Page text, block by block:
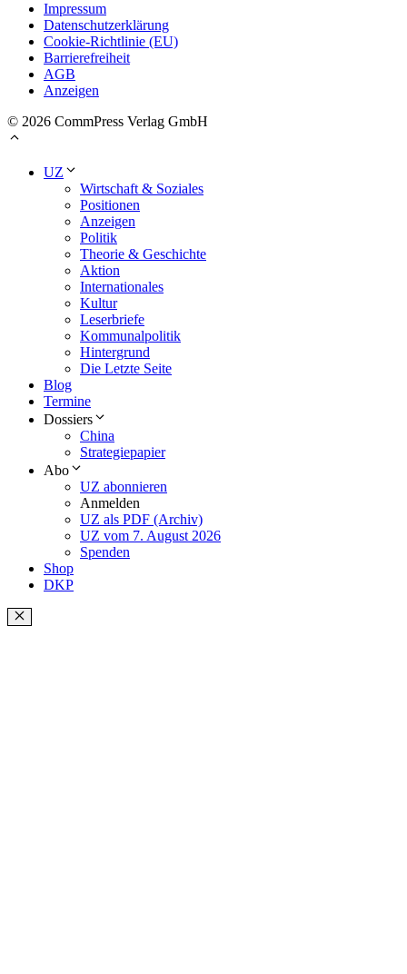
Impressum
Datenschutzerklärung
Cookie-Richtlinie (EU)
Barrierefreiheit
AGB
Anzeigen
© 2026 CommPress Verlag GmbH
UZ
Wirtschaft & Soziales
Positionen
Anzeigen
Politik
Theorie & Geschichte
Aktion
Internationales
Kultur
Leserbriefe
Kommunalpolitik
Hintergrund
Die Letzte Seite
Blog
Termine
Dossiers
China
Strategiepapier
Abo
UZ abonnieren
Anmelden
UZ als PDF (Archiv)
UZ vom 7. August 2026
Spenden
Shop
DKP
Schließen